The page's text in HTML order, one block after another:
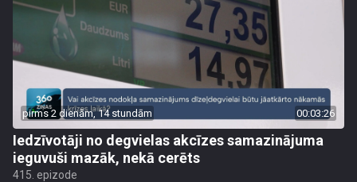
pirms 2 dienām, 14 stundām 00:03:26
Iedzīvotāji no degvielas akcīzes samazinājuma
ieguvuši mazāk, nekā cerēts
415. epizode